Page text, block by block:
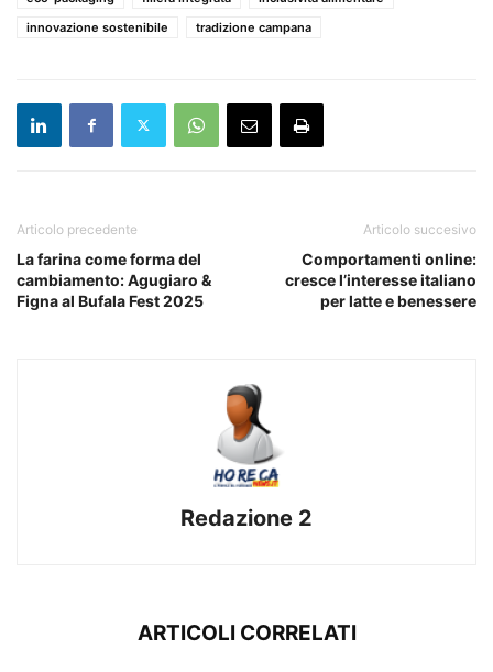
innovazione sostenibile
tradizione campana
Articolo precedente
La farina come forma del
cambiamento: Agugiaro &
Figna al Bufala Fest 2025
Articolo succesivo
Comportamenti online:
cresce l’interesse italiano
per latte e benessere
Redazione 2
ARTICOLI CORRELATI